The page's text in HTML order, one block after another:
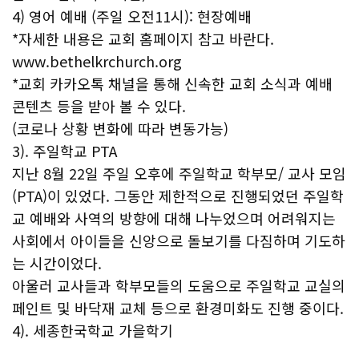
4) 영어 예배 (주일 오전11시): 현장예배
*자세한 내용은 교회 홈페이지 참고 바란다.
www.bethelkrchurch.org
*교회 카카오톡 채널을 통해 신속한 교회 소식과 예배
콘텐츠 등을 받아 볼 수 있다.
(코로나 상황 변화에 따라 변동가능)
3). 주일학교 PTA
지난 8월 22일 주일 오후에 주일학교 학부모/ 교사 모임
(PTA)이 있었다. 그동안 제한적으로 진행되었던 주일학
교 예배와 사역의 방향에 대해 나누었으며 어려워지는
사회에서 아이들을 신앙으로 돌보기를 다짐하며 기도하
는 시간이었다.
아울러 교사들과 학부모들의 도움으로 주일학교 교실의
페인트 및 바닥재 교체 등으로 환경미화도 진행 중이다.
4). 세종한국학교 가을학기